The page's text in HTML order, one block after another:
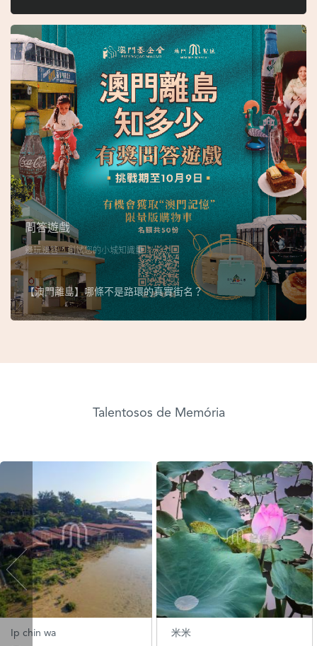
o
吳
榮
恪
問答遊戲
邊玩邊答，測試您的小城知識量
【澳門離島】哪條不是路環的真實街名？
Talentosos de Memória
Ip chin wa 米米